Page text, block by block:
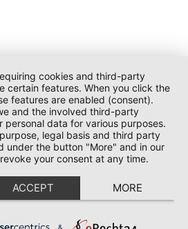
cookies and third-party
certain features. When you click the
features are enabled (consent).
and the involved third-party
personal data for various purposes.
legal basis and third party
under the button "More" and in our
your consent at any time.
ACCEPT MORE
&